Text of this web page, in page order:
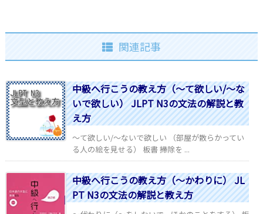
関連記事
中級へ行こうの教え方（～て欲しい/～な
いで欲しい） JLPT N3の文法の解説と教
え方
～て欲しい/～ないで欲しい （部屋が散らかってい
る人の絵を見せる） 板書 掃除を ...
中級へ行こうの教え方（～かわりに） JL
PT N3の文法の解説と教え方